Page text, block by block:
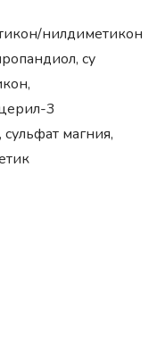
нилдиметикон
cy
3
магния,